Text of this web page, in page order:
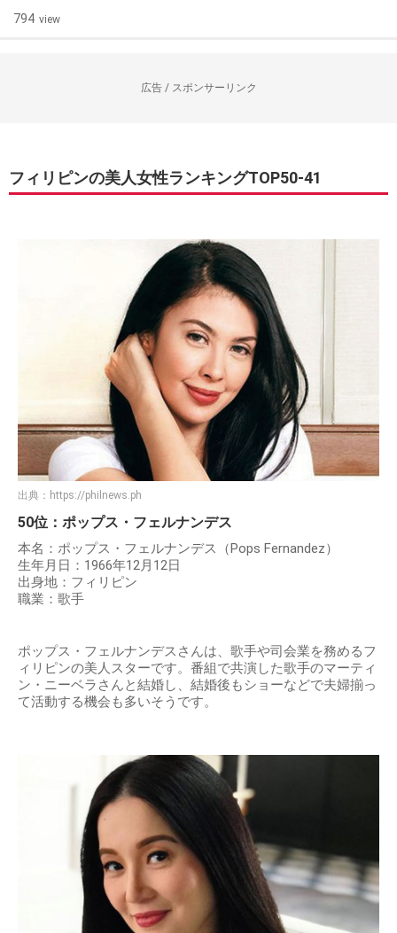
794 view
広告 / スポンサーリンク
フィリピンの美人女性ランキングTOP50-41
出典： https://philnews.ph
50位：ポップス・フェルナンデス
本名：ポップス・フェルナンデス（Pops Fernandez）
生年月日：1966年12月12日
出身地：フィリピン
職業：歌手
ポップス・フェルナンデスさんは、歌手や司会業を務めるフ
ィリピンの美人スターです。番組で共演した歌手のマーティ
ン・ニーベラさんと結婚し、結婚後もショーなどで夫婦揃っ
て活動する機会も多いそうです。